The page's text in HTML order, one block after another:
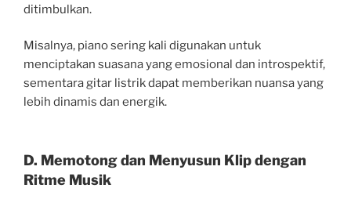
ditimbulkan.
Misalnya, piano sering kali digunakan untuk
menciptakan suasana yang emosional dan introspektif,
sementara gitar listrik dapat memberikan nuansa yang
lebih dinamis dan energik.
D. Memotong dan Menyusun Klip dengan
Ritme Musik